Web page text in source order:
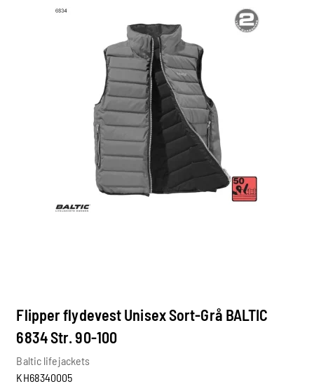
Flipper flydevest Unisex Sort-Grå BALTIC
6834 Str. 90-100
Baltic lifejackets
KH68340005